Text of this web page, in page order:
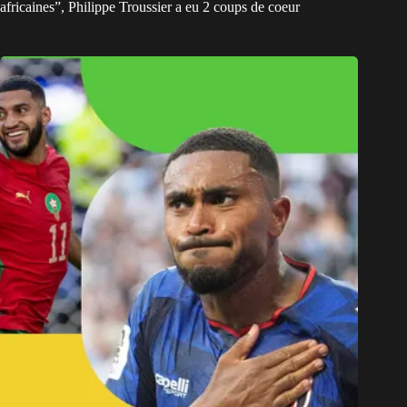
africaines”, Philippe Troussier a eu 2 coups de coeur